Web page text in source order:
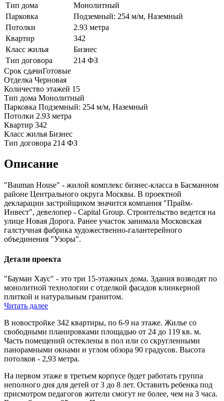
Тип дома
Монолитный
Парковка
Подземный: 254 м/м, Наземный
Потолки
2.93 метра
Квартир
342
Класс жилья
Бизнес
Тип договора
214 ФЗ
Срок сдачиГотовые
Отделка Черновая
Количество этажей 15
Тип дома Монолитный
Парковка Подземный: 254 м/м, Наземный
Потолки 2.93 метра
Квартир 342
Класс жилья Бизнес
Тип договора 214 ФЗ
Описание
"Bauman House" - жилой комплекс бизнес-класса в Басманном
районе Центрального округа Москвы. В проектной
декларации застройщиком значится компания "Прайм-
Инвест", девелопер - Capital Group. Строительство ведется на
улице Новая Дорога. Ранее участок занимала Московская
галстучная фабрика художественно-галантерейного
объединения "Узоры".
Детали проекта
"Бауман Хаус" - это три 15-этажных дома. Здания возводят по
монолитной технологии с отделкой фасадов клинкерной
плиткой и натуральным гранитом.
Читать далее
В новостройке 342 квартиры, по 6-9 на этаже. Жилье со
свободными планировками площадью от 24 до 119 кв. м.
Часть помещений остеклены в пол или со скругленными
панорамными окнами и углом обзора 90 градусов. Высота
потолков - 2,93 метра.
На первом этаже в третьем корпусе будет работать группа
неполного дня для детей от 3 до 8 лет. Оставить ребенка под
присмотром педагогов жители смогут не более, чем на 3 часа.